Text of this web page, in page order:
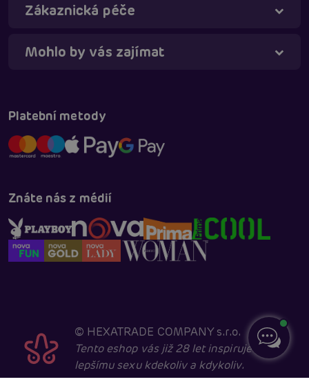
Zákaznická péče
Mohlo by vás zajímat
Platební metody
Znáte nás z médií
© HEXATRADE COMPANY s.r.o.
Tento eshop vás již 28 let inspiruje k
lepšímu sexu kdekoliv a kdykoliv.